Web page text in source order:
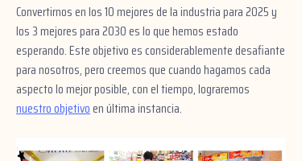
Convertirnos en los 10 mejores de la industria para 2025 y
los 3 mejores para 2030 es lo que hemos estado
esperando. Este objetivo es considerablemente desafiante
para nosotros, pero creemos que cuando hagamos cada
aspecto lo mejor posible, con el tiempo, lograremos
nuestro objetivoen última instancia.